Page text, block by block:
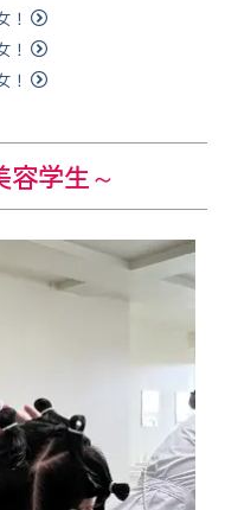
！
！
！
容学生～